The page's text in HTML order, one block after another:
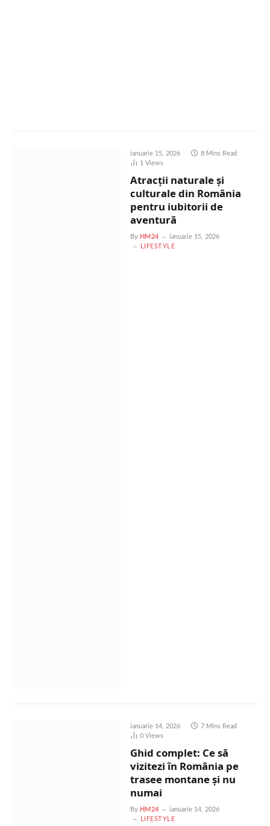
ianuarie 15, 2026
8 Mins Read
1 Views
Atracții naturale și
culturale din România
pentru iubitorii de
aventură
By HM24
ianuarie 15, 2026
LIFESTYLE
ianuarie 14, 2026
7 Mins Read
0 Views
Ghid complet: Ce să
vizitezi în România pe
trasee montane și nu
numai
By HM24
ianuarie 14, 2026
LIFESTYLE